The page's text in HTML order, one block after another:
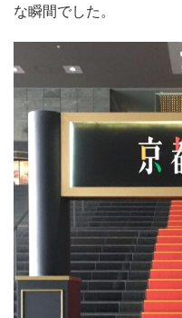
な瞬間でした。